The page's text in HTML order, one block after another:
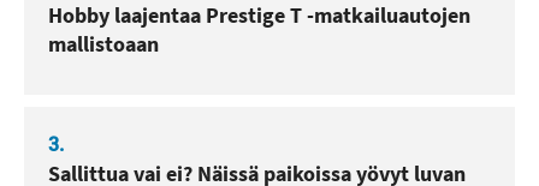
Hobby laajentaa Prestige T -matkailuautojen
mallistoaan
3.
Sallittua vai ei? Näissä paikoissa yövyt luvan